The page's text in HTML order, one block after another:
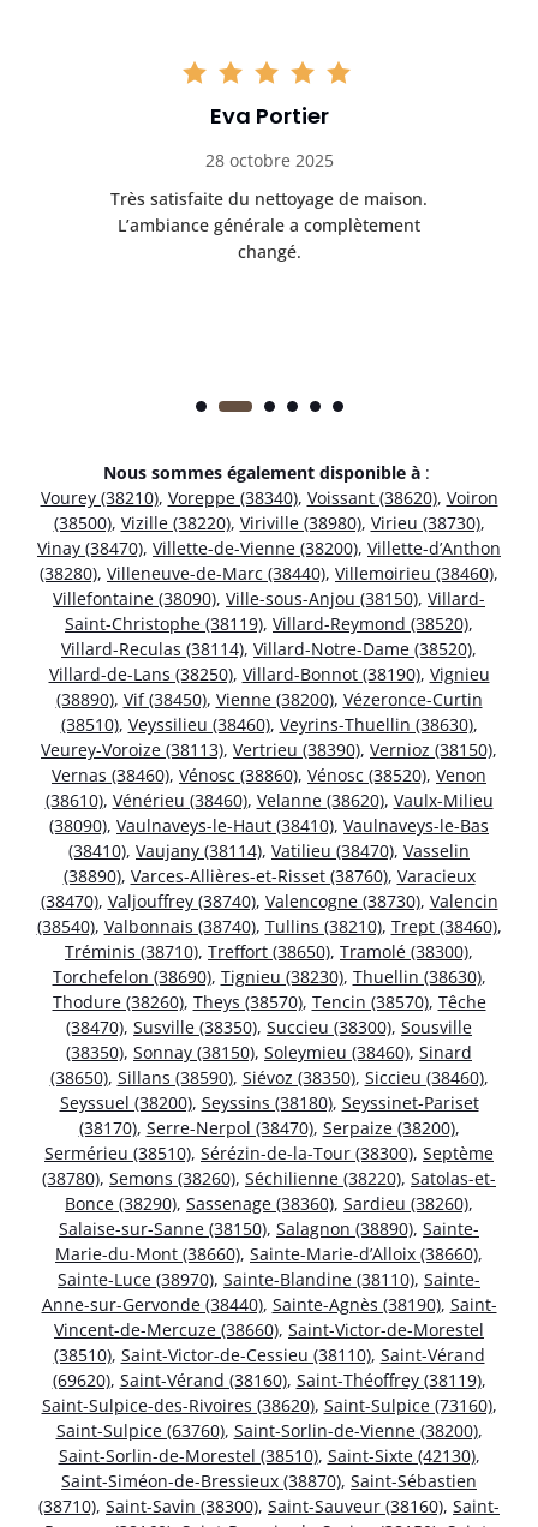
Eva Portier
28 octobre 2025
Très satisfaite du nettoyage de maison.
L’ambiance générale a complètement
changé.
Nous sommes également disponible à :
Vourey (38210), Voreppe (38340), Voissant (38620), Voiron
(38500), Vizille (38220), Viriville (38980), Virieu (38730),
Vinay (38470), Villette-de-Vienne (38200), Villette-d’Anthon
(38280), Villeneuve-de-Marc (38440), Villemoirieu (38460),
Villefontaine (38090), Ville-sous-Anjou (38150), Villard-
Saint-Christophe (38119), Villard-Reymond (38520),
Villard-Reculas (38114), Villard-Notre-Dame (38520),
Villard-de-Lans (38250), Villard-Bonnot (38190), Vignieu
(38890), Vif (38450), Vienne (38200), Vézeronce-Curtin
(38510), Veyssilieu (38460), Veyrins-Thuellin (38630),
Veurey-Voroize (38113), Vertrieu (38390), Vernioz (38150),
Vernas (38460), Vénosc (38860), Vénosc (38520), Venon
(38610), Vénérieu (38460), Velanne (38620), Vaulx-Milieu
(38090), Vaulnaveys-le-Haut (38410), Vaulnaveys-le-Bas
(38410), Vaujany (38114), Vatilieu (38470), Vasselin
(38890), Varces-Allières-et-Risset (38760), Varacieux
(38470), Valjouffrey (38740), Valencogne (38730), Valencin
(38540), Valbonnais (38740), Tullins (38210), Trept (38460),
Tréminis (38710), Treffort (38650), Tramolé (38300),
Torchefelon (38690), Tignieu (38230), Thuellin (38630),
Thodure (38260), Theys (38570), Tencin (38570), Têche
(38470), Susville (38350), Succieu (38300), Sousville
(38350), Sonnay (38150), Soleymieu (38460), Sinard
(38650), Sillans (38590), Siévoz (38350), Siccieu (38460),
Seyssuel (38200), Seyssins (38180), Seyssinet-Pariset
(38170), Serre-Nerpol (38470), Serpaize (38200),
Sermérieu (38510), Sérézin-de-la-Tour (38300), Septème
(38780), Semons (38260), Séchilienne (38220), Satolas-et-
Bonce (38290), Sassenage (38360), Sardieu (38260),
Salaise-sur-Sanne (38150), Salagnon (38890), Sainte-
Marie-du-Mont (38660), Sainte-Marie-d’Alloix (38660),
Sainte-Luce (38970), Sainte-Blandine (38110), Sainte-
Anne-sur-Gervonde (38440), Sainte-Agnès (38190), Saint-
Vincent-de-Mercuze (38660), Saint-Victor-de-Morestel
(38510), Saint-Victor-de-Cessieu (38110), Saint-Vérand
(69620), Saint-Vérand (38160), Saint-Théoffrey (38119),
Saint-Sulpice-des-Rivoires (38620), Saint-Sulpice (73160),
Saint-Sulpice (63760), Saint-Sorlin-de-Vienne (38200),
Saint-Sorlin-de-Morestel (38510), Saint-Sixte (42130),
Saint-Siméon-de-Bressieux (38870), Saint-Sébastien
(38710), Saint-Savin (38300), Saint-Sauveur (38160), Saint-